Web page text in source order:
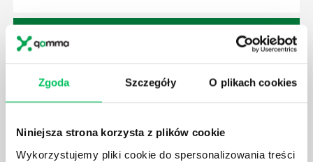
Zgoda Szczegóły O plikach cookies
Niniejsza strona korzysta z plików cookie
Wykorzystujemy pliki cookie do spersonalizowania treści
JAK BRYGADZISTA MOŻE ROZWINĄĆ SWOJE
KOMPETENCJE MENEDŻERSKIE?
firmie. Osoba je pełniąca jest w pełni odpowiedzialna
za realizację działań podległych mu osób oraz